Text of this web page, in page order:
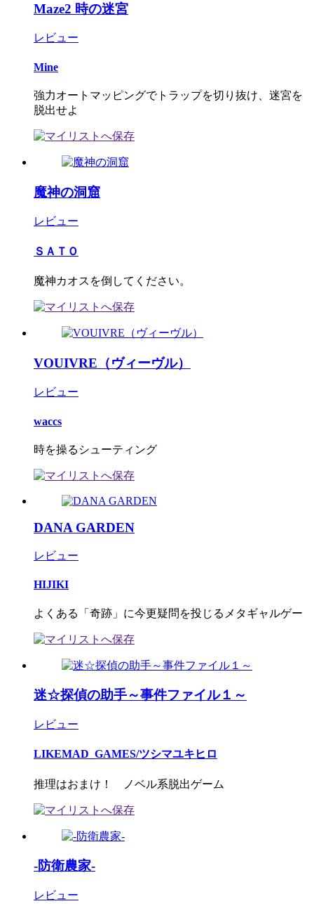
Maze2 時の迷宮
レビュー
Mine
強力オートマッピングでトラップを切り抜け、迷宮を
脱出せよ
魔神の洞窟
レビュー
ＳＡＴＯ
魔神カオスを倒してください。
VOUIVRE（ヴィーヴル）
レビュー
waccs
時を操るシューティング
DANA GARDEN
レビュー
HIJIKI
よくある「奇跡」に今更疑問を投じるメタギャルゲー
迷☆探偵の助手～事件ファイル１～
レビュー
LIKEMAD_GAMES/ツシマユキヒロ
推理はおまけ！ ノベル系脱出ゲーム
-防衛農家-
レビュー